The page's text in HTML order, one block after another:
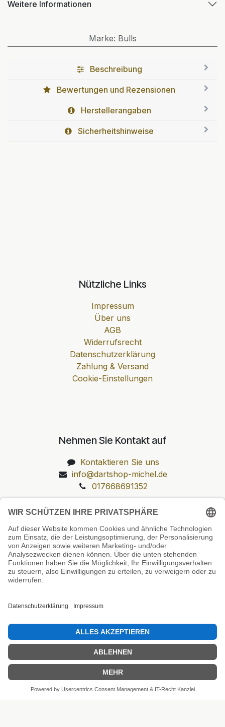
Weitere Informationen
Marke: Bulls
Beschreibung
Bewertungen und Rezensionen
Herstellerangaben
Sicherheitshinweise
Nützliche Links
Impressum
Über uns
AGB
Widerrufsrecht
Datenschutzerklärung
Zahlung & Versand
Cookie-Einstellungen
Nehmen Sie Kontakt auf
Kontaktieren Sie uns
info@dartshop-michel.de
017668691352
Unsere Prüfsiegel